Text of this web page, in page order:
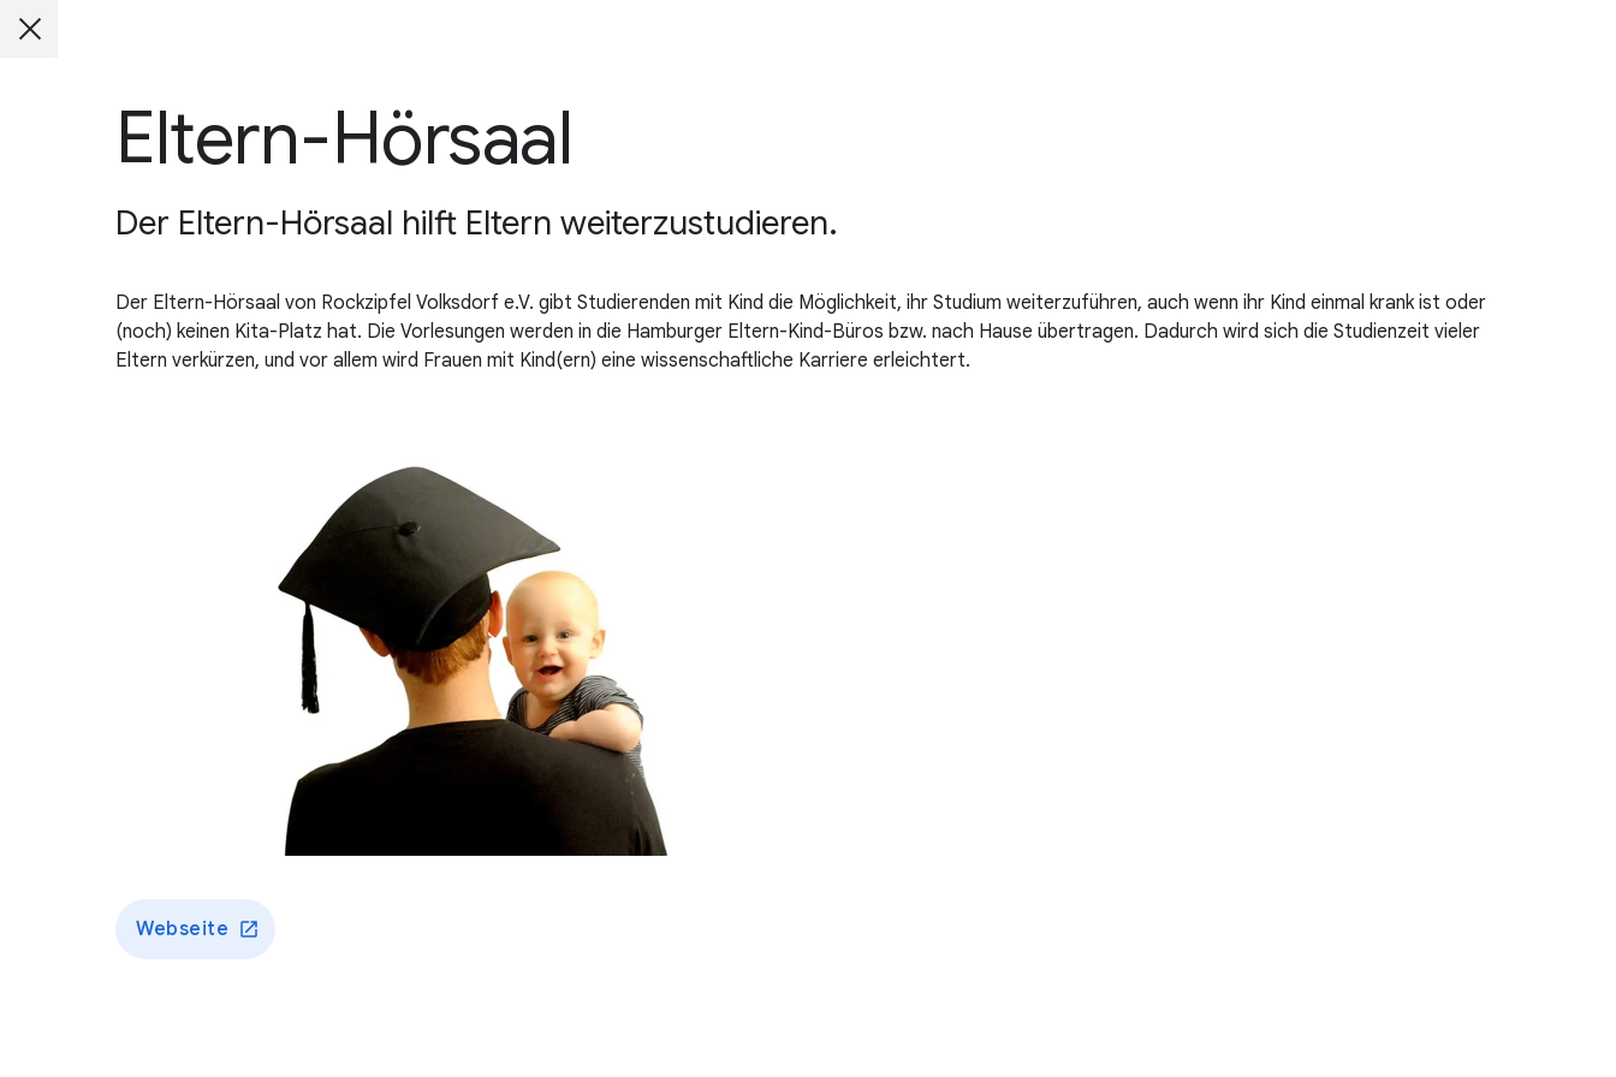
Eltern-Hörsaal
Der Eltern-Hörsaal hilft Eltern weiterzustudieren.
Der Eltern-Hörsaal von Rockzipfel Volksdorf e.V. gibt Studierenden mit Kind die Möglichkeit, ihr Studium weiterzuführen, auch wenn ihr Kind einmal krank ist oder
(noch) keinen Kita-Platz hat. Die Vorlesungen werden in die Hamburger Eltern-Kind-Büros bzw. nach Hause übertragen. Dadurch wird sich die Studienzeit vieler
Eltern verkürzen, und vor allem wird Frauen mit Kind(ern) eine wissenschaftliche Karriere erleichtert.
Webseite